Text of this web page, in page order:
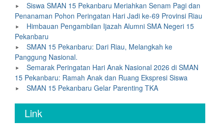
Siswa SMAN 15 Pekanbaru Meriahkan Senam Pagi dan
Penanaman Pohon Peringatan Hari Jadi ke-69 Provinsi Riau
Himbauan Pengambilan Ijazah Alumni SMA Negeri 15
Pekanbaru
SMAN 15 Pekanbaru: Dari Riau, Melangkah ke
Panggung Nasional.
Semarak Peringatan Hari Anak Nasional 2026 di SMAN
15 Pekanbaru: Ramah Anak dan Ruang Ekspresi Siswa
SMAN 15 Pekanbaru Gelar Parenting TKA
Link